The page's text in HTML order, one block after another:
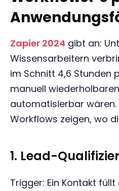
Zapier 2024 gibt an:
Wissensarbeitern
im Schnitt 4,6 Stunden
manuell
automatisierbar wären.
Workflows zeigen, wo
1. Lead-
Trigger: Ein Kontakt